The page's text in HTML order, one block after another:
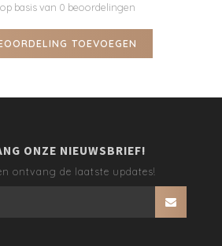
basis van 0 beoordelingen
TOEVOEGEN
ONZE NIEUWSBRIEF!
ontvang de laatste updates!